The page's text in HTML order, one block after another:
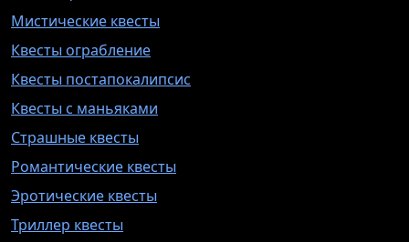
Мистические квесты
Квесты ограбление
Квесты постапокалипсис
Квесты с маньяками
Страшные квесты
Романтические квесты
Эротические квесты
Триллер квесты